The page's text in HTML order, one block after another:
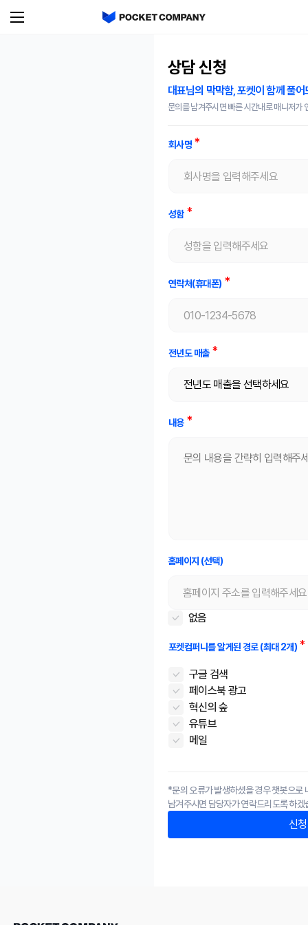
상담 신청
대표님의 막막함, 포켓이 함께 풀
문의를 남겨주시면 빠른 시간내로 매니저가
회사명
성함
연락처(휴대폰)
전년도 매출
내용
홈페이지 (선택)
없음
포켓컴퍼니를 알게된 경로 (최대 2개)
구글 검색
페이스북 광고
혁신의 숲
유튜브
메일
*문의 오류가 발생하셨을 경우 챗봇으로
남겨주시면 담당자가 연락드리도록 하겠
신